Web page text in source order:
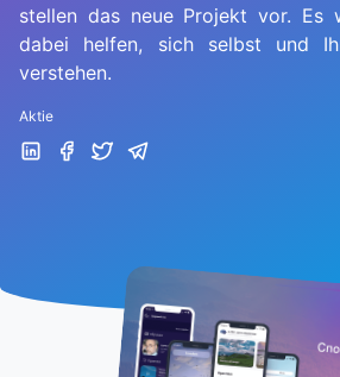
stellen das neue Projekt vor. Es
dabei helfen, sich selbst und
verstehen.
Aktie